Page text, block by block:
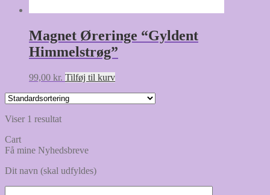
Magnet Øreringe “Gyldent
Himmelstrøg”
99,00 kr. Tilføj til kurv
Viser 1 resultat
Cart
Få mine Nyhedsbreve
Dit navn (skal udfyldes)